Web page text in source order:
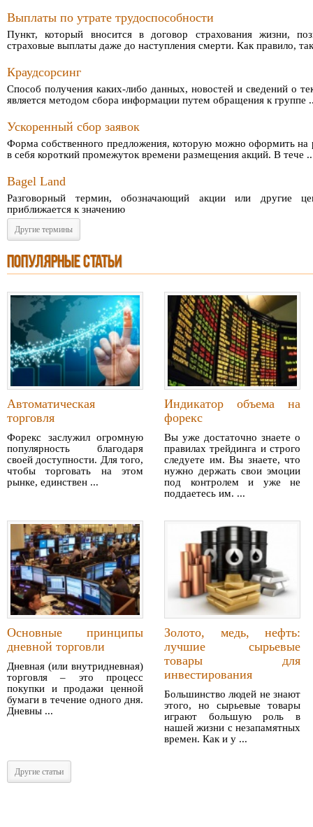
Выплаты по утрате трудоспособности
Пункт, который вносится в договор страхования жизни,
страховые выплаты даже до наступления смерти. Как правило,
Краудсорсинг
Способ получения каких-либо данных, новостей и сведений о
является методом сбора информации путем обращения к группе
Ускоренный сбор заявок
Форма собственного предложения, которую можно оформить на
в себя короткий промежуток времени размещения акций. В тече
Bagel Land
Разговорный термин, обозначающий акции или другие
приближается к значению
Другие термины
ПОПУЛЯРНЫЕ СТАТЬИ
Автоматическая
торговля
Форекс заслужил огромную
популярность благодаря
своей доступности. Для того,
чтобы торговать на этом
рынке, единствен ...
Индикатор объема на
форекс
Вы уже достаточно знаете о
правилах трейдинга и строго
следуете им. Вы знаете, что
нужно держать свои эмоции
под контролем и уже не
поддаетесь им. ...
Основные принципы
дневной торговли
Дневная (или внутридневная)
торговля – это процесс
покупки и продажи ценной
бумаги в течение одного дня.
Дневны ...
Золото, медь, нефть:
лучшие сырьевые
товары для
инвестирования
Большинство людей не знают
этого, но сырьевые товары
играют большую роль в
нашей жизни с незапамятных
времен. Как и у ...
Другие статьи